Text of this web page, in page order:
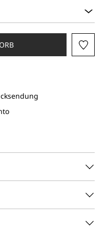
Abnähern an der
Abgerundet wird
auf der
ist 177 groß Ihre Maße